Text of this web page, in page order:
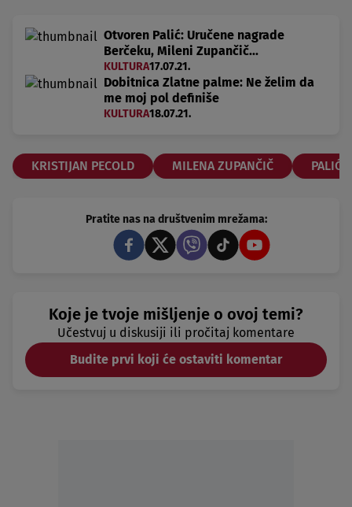
Otvoren Palić: Uručene nagrade
Berčeku, Mileni Zupančič...
KULTURA17.07.21.
Dobitnica Zlatne palme: Ne želim da
me moj pol definiše
KULTURA18.07.21.
KRISTIJAN PECOLD MILENA ZUPANČIČ PALIĆ
Pratite nas na društvenim mrežama:
Koje je tvoje mišljenje o ovoj temi?
Učestvuj u diskusiji ili pročitaj komentare
Budite prvi koji će ostaviti komentar